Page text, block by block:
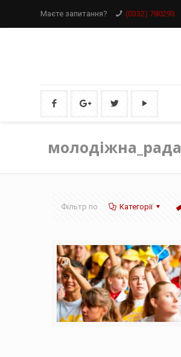
Маєте запитання? (0332) 780293
молодіжна_рада
Фільтр по Категорії